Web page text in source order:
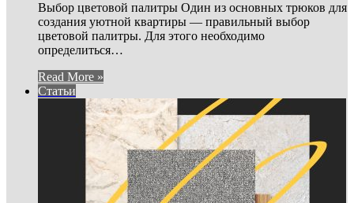
Выбор цветовой палитры Один из основных трюков для
создания уютной квартиры — правильный выбор
цветовой палитры. Для этого необходимо
определиться…
Read More »
Статьи